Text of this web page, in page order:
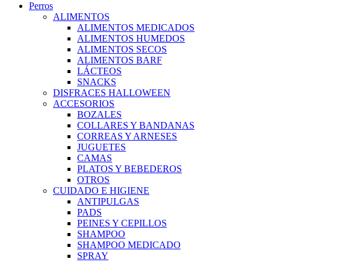
Perros
ALIMENTOS
ALIMENTOS MEDICADOS
ALIMENTOS HUMEDOS
ALIMENTOS SECOS
ALIMENTOS BARF
LÁCTEOS
SNACKS
DISFRACES HALLOWEEN
ACCESORIOS
BOZALES
COLLARES Y BANDANAS
CORREAS Y ARNESES
JUGUETES
CAMAS
PLATOS Y BEBEDEROS
OTROS
CUIDADO E HIGIENE
ANTIPULGAS
PADS
PEINES Y CEPILLOS
SHAMPOO
SHAMPOO MEDICADO
SPRAY